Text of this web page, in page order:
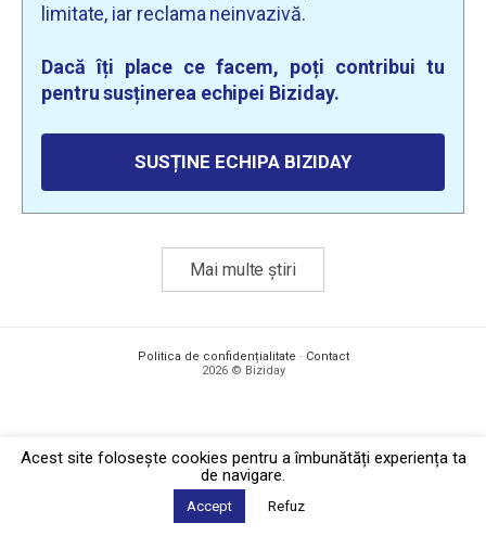
limitate, iar reclama neinvazivă.
Dacă îți place ce facem, poți contribui tu
pentru susținerea echipei Biziday.
SUSȚINE ECHIPA BIZIDAY
Mai multe știri
Politica de confidențialitate · Contact
2026 © Biziday
Acest site foloseşte cookies pentru a îmbunătăți experiența ta
de navigare.
Accept Refuz